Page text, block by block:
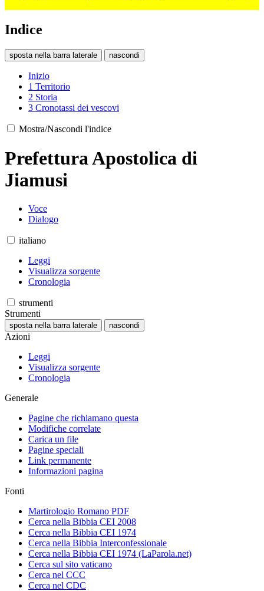
Indice
sposta nella barra laterale nascondi
Inizio
1 Territorio
2 Storia
3 Cronotassi dei vescovi
Mostra/Nascondi l'indice
Prefettura Apostolica di
Jiamusi
Voce
Dialogo
italiano
Leggi
Visualizza sorgente
Cronologia
strumenti
Strumenti
sposta nella barra laterale nascondi
Azioni
Leggi
Visualizza sorgente
Cronologia
Generale
Pagine che richiamano questa
Modifiche correlate
Carica un file
Pagine speciali
Link permanente
Informazioni pagina
Fonti
Martirologio Romano PDF
Cerca nella Bibbia CEI 2008
Cerca nella Bibbia CEI 1974
Cerca nella Bibbia Interconfessionale
Cerca nella Bibbia CEI 1974 (LaParola.net)
Cerca sul sito vaticano
Cerca nel CCC
Cerca nel CDC